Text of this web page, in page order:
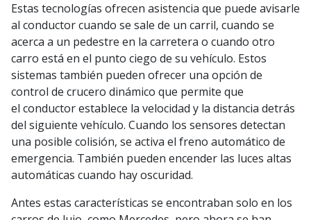
Estas tecnologías ofrecen asistencia que puede avisarle
al conductor cuando se sale de un carril, cuando se
acerca a un pedestre en la carretera o cuando otro
carro está en el punto ciego de su vehículo. Estos
sistemas también pueden ofrecer una opción de
control de crucero dinámico que permite que
el conductor establece la velocidad y la distancia detrás
del siguiente vehículo. Cuando los sensores detectan
una posible colisión, se activa el freno automático de
emergencia. También pueden encender las luces altas
automáticas cuando hay oscuridad.
Antes estas características se encontraban solo en los